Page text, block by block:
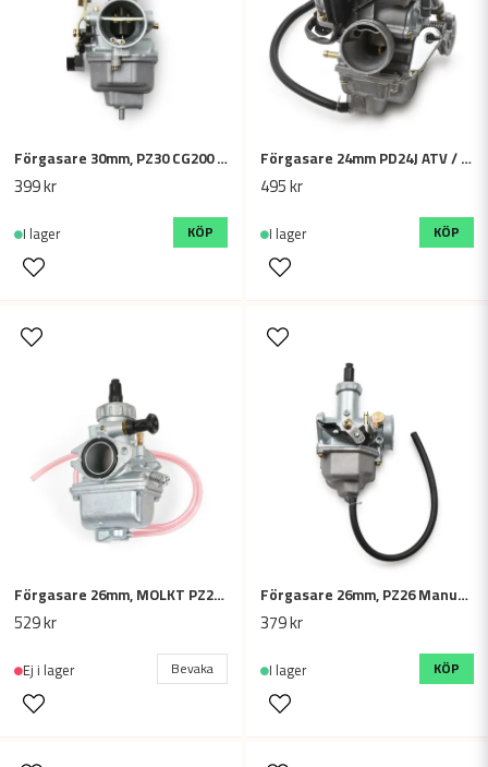
Förgasare 30mm, PZ30 CG200 / 250cc, Vajer choke - För ATV / Fyrhjuling, Cross
399 kr
I lager KÖP
Förgasare 24mm PD24J ATV / Fyrhjuling GY6 - 125cc, 150cc, 200cc
495 kr
I lager KÖP
Förgasare 26mm, MOLKT PZ26, ATV / Dirtbike
529 kr
Ej i lager Bevaka
Förgasare 26mm, PZ26 Manuell choke, Dirtbike / ATV 150cc, 200cc
379 kr
I lager KÖP
Skicka fråga